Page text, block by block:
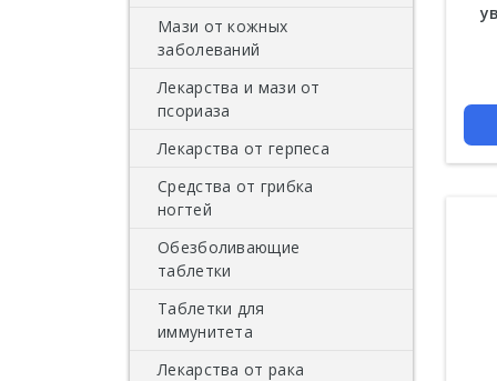
Мази от кожных
заболеваний
Лекарства и мази от
псориаза
Лекарства от герпеса
Средства от грибка
ногтей
Обезболивающие
таблетки
Таблетки для
иммунитета
Лекарства от рака